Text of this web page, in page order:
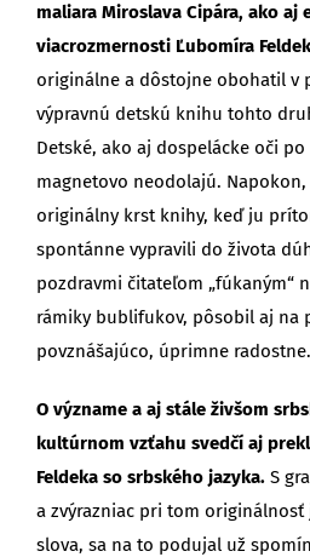
maliara Miroslava Cipára, ako aj
viacrozmernosti Ľubomíra
originálne a dôstojne obohatil v
výpravnú detskú knihu tohto
Detské, ako aj dospelácke oči
magnetovo neodolajú.
originálny krst knihy, keď ju
spontánne vypravili do života
pozdravmi čitateľom „fúkaným“
rámiky bublifukov, pôsobil aj na
povznášajúco, úprimne radostne.
O význame a aj stále živšom
kultúrnom vzťahu svedčí aj
Feldeka so srbského jazyka. S
a zvýrazniac pri tom originálnosť
slova, sa na to podujal už